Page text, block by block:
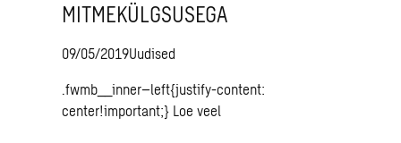
MITMEKÜLGSUSEGA
09/05/2019Uudised
.fwmb__inner–left{justify-content:
center!important;} Loe veel